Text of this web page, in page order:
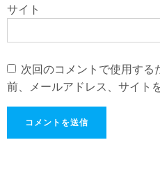
サイト
次回のコメントで使用する
前、メールアドレス、サイト